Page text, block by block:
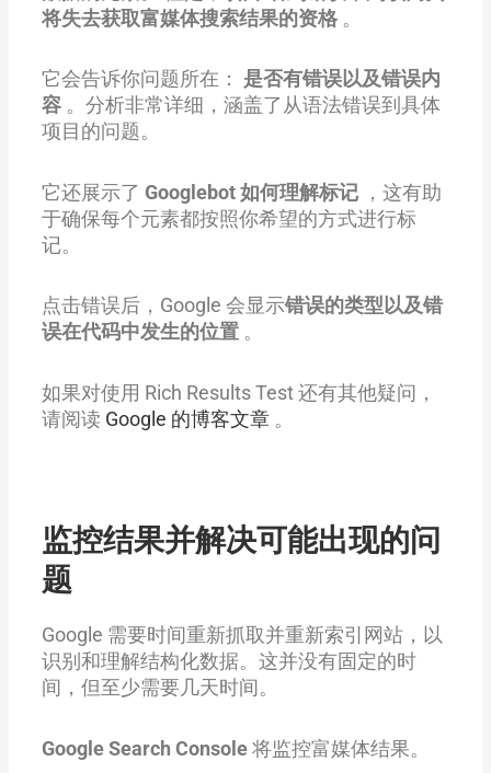
将失去获取富媒体搜索结果的资格。
它会告诉你问题所在： 是否有错误以及错误内
容。分析非常详细，涵盖了从语法错误到具体
项目的问题。
它还展示了 Googlebot 如何理解标记，这有助
于确保每个元素都按照你希望的方式进行标
记。
点击错误后，Google 会显示错误的类型以及错
误在代码中发生的位置。
如果对使用 Rich Results Test 还有其他疑问，
请阅读 Google 的博客文章。
监控结果并解决可能出现的问
题
Google 需要时间重新抓取并重新索引网站，以
识别和理解结构化数据。这并没有固定的时
间，但至少需要几天时间。
Google Search Console将监控富媒体结果。